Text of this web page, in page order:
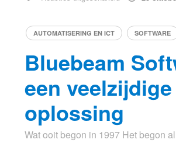
AUTOMATISERING EN ICT SOFTWARE
Bluebeam
een veelzijdige
oplossing
Wat ooit begon in 1997 Het begon